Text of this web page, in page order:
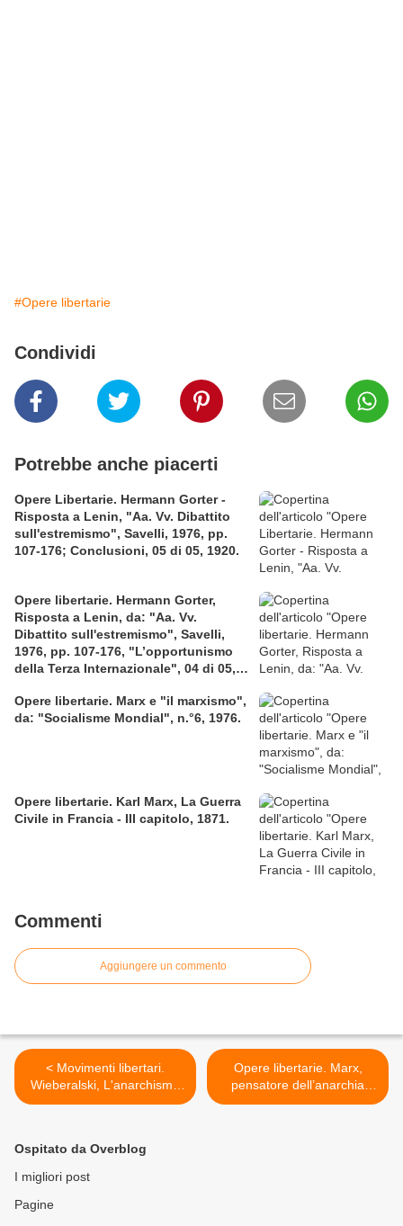
#Opere libertarie
Condividi
Potrebbe anche piacerti
Opere Libertarie. Hermann Gorter -
Risposta a Lenin, "Aa. Vv. Dibattito
sull'estremismo", Savelli, 1976, pp.
107-176; Conclusioni, 05 di 05, 1920.
Opere libertarie. Hermann Gorter,
Risposta a Lenin, da: "Aa. Vv.
Dibattito sull'estremismo", Savelli,
1976, pp. 107-176, "L’opportunismo
della Terza Internazionale", 04 di 05,
Opere libertarie. Marx e "il marxismo",
da: "Socialisme Mondial", n.°6, 1976.
Opere libertarie. Karl Marx, La Guerra
Civile in Francia - III capitolo, 1871.
Commenti
Aggiungere un commento
< Movimenti libertari.
Wieberalski, L'anarchismo
in Cina dal 1949 al 1981,
Opere libertarie. Marx,
pensatore dell’anarchia
secondo Rubel, da: "Le
Ospitato da Overblog
I migliori post
Pagine